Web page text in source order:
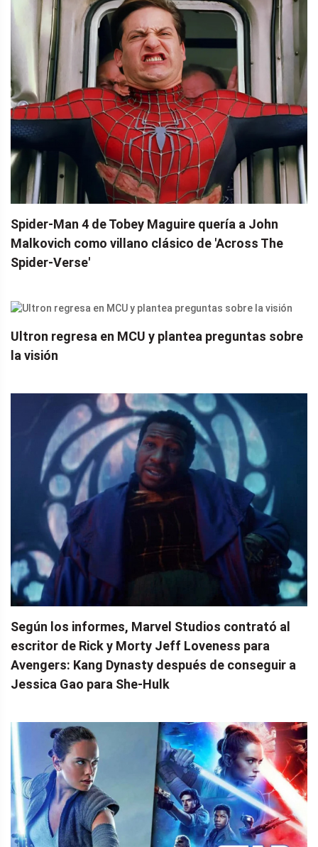
Spider-Man 4 de Tobey Maguire quería a John
Malkovich como villano clásico de 'Across The
Spider-Verse'
Ultron regresa en MCU y plantea preguntas sobre
la visión
Según los informes, Marvel Studios contrató al
escritor de Rick y Morty Jeff Loveness para
Avengers: Kang Dynasty después de conseguir a
Jessica Gao para She-Hulk